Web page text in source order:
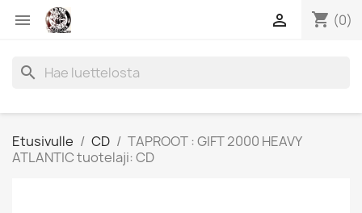
 shopping_cart (0)

search
Etusivulle CD
TAPROOT : GIFT 2000 HEAVY
ATLANTIC tuotelaji: CD